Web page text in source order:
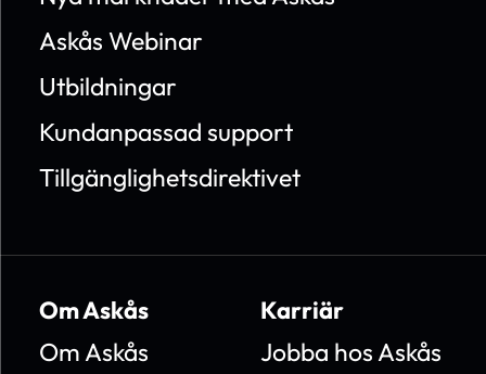
Askås Webinar
Utbildningar
Kundanpassad support
Tillgänglighetsdirektivet
Om Askås
Om Askås
Karriär
Jobba hos Askås